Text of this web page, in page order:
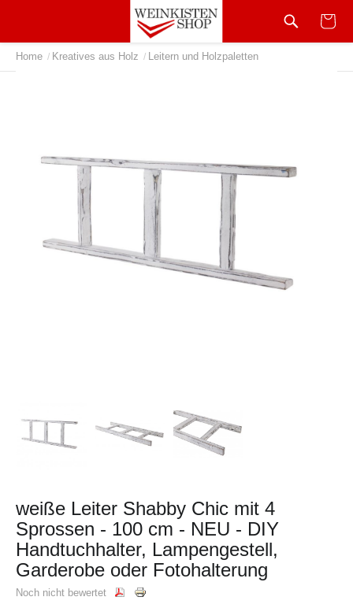
Home / Kreatives aus Holz / Leitern und Holzpaletten
weiße Leiter Shabby Chic mit 4
Sprossen - 100 cm - NEU - DIY
Handtuchhalter, Lampengestell,
Garderobe oder Fotohalterung
Noch nicht bewertet